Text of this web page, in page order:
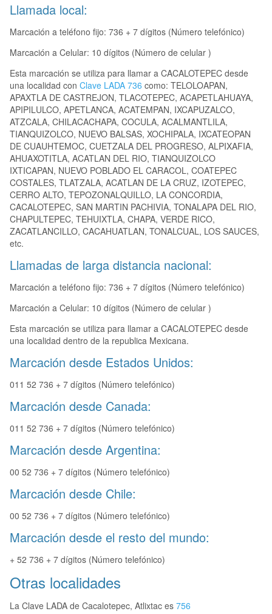
Llamada local:
Marcación a teléfono fijo: 736 + 7 dígitos (Número telefónico)
Marcación a Celular: 10 dígitos (Número de celular )
Esta marcación se utiliza para llamar a CACALOTEPEC desde
una localidad con Clave LADA 736 como: TELOLOAPAN,
APAXTLA DE CASTREJON, TLACOTEPEC, ACAPETLAHUAYA,
APIPILULCO, APETLANCA, ACATEMPAN, IXCAPUZALCO,
ATZCALA, CHILACACHAPA, COCULA, ACALMANTLILA,
TIANQUIZOLCO, NUEVO BALSAS, XOCHIPALA, IXCATEOPAN
DE CUAUHTEMOC, CUETZALA DEL PROGRESO, ALPIXAFIA,
AHUAXOTITLA, ACATLAN DEL RIO, TIANQUIZOLCO
IXTICAPAN, NUEVO POBLADO EL CARACOL, COATEPEC
COSTALES, TLATZALA, ACATLAN DE LA CRUZ, IZOTEPEC,
CERRO ALTO, TEPOZONALQUILLO, LA CONCORDIA,
CACALOTEPEC, SAN MARTIN PACHIVIA, TONALAPA DEL RIO,
CHAPULTEPEC, TEHUIXTLA, CHAPA, VERDE RICO,
ZACATLANCILLO, CACAHUATLAN, TONALCUAL, LOS SAUCES,
etc.
Llamadas de larga distancia nacional:
Marcación a teléfono fijo: 736 + 7 dígitos (Número telefónico)
Marcación a Celular: 10 dígitos (Número de celular )
Esta marcación se utiliza para llamar a CACALOTEPEC desde
una localidad dentro de la republica Mexicana.
Marcación desde Estados Unidos:
011 52 736 + 7 dígitos (Número telefónico)
Marcación desde Canada:
011 52 736 + 7 dígitos (Número telefónico)
Marcación desde Argentina:
00 52 736 + 7 dígitos (Número telefónico)
Marcación desde Chile:
00 52 736 + 7 dígitos (Número telefónico)
Marcación desde el resto del mundo:
+ 52 736 + 7 dígitos (Número telefónico)
Otras localidades
La Clave LADA de Cacalotepec, Atlixtac es 756